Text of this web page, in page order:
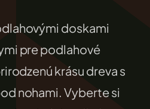
doskami
pre podlahové
krásu dreva s
nohami. Vyberte si